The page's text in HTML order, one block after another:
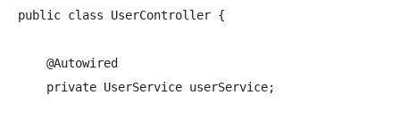
public class UserController {
    @Autowired
    private UserService userService;